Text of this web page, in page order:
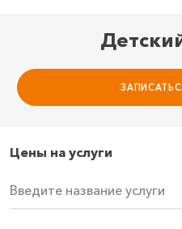
Цены на услуги
Введите название услуги